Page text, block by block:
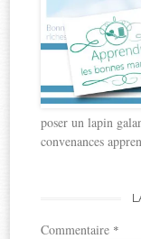
poser un lapin
convenances
Commentaire *